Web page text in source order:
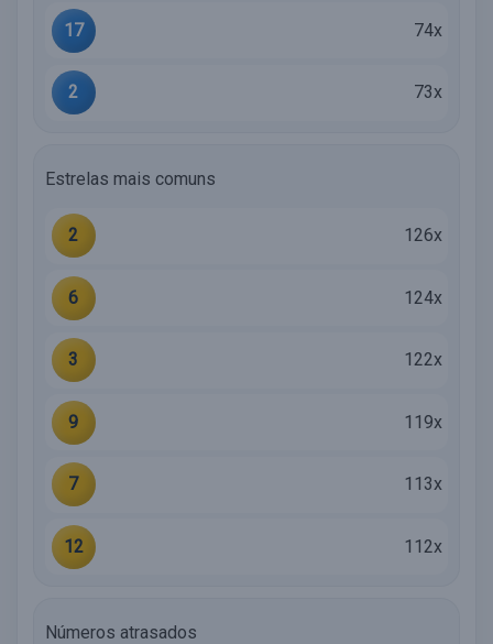
17 74x
2 73x
Estrelas mais comuns
2 126x
6 124x
3 122x
9 119x
7 113x
12 112x
Números atrasados